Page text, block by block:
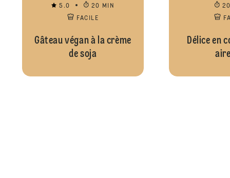
5.0
20 MIN
FACILE
Gâteau végan à la crème
de soja
Délice en